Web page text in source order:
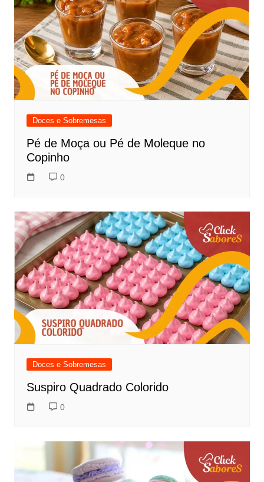
Doces e Sobremesas
Pé de Moça ou Pé de Moleque no
Copinho
0
Doces e Sobremesas
Suspiro Quadrado Colorido
0